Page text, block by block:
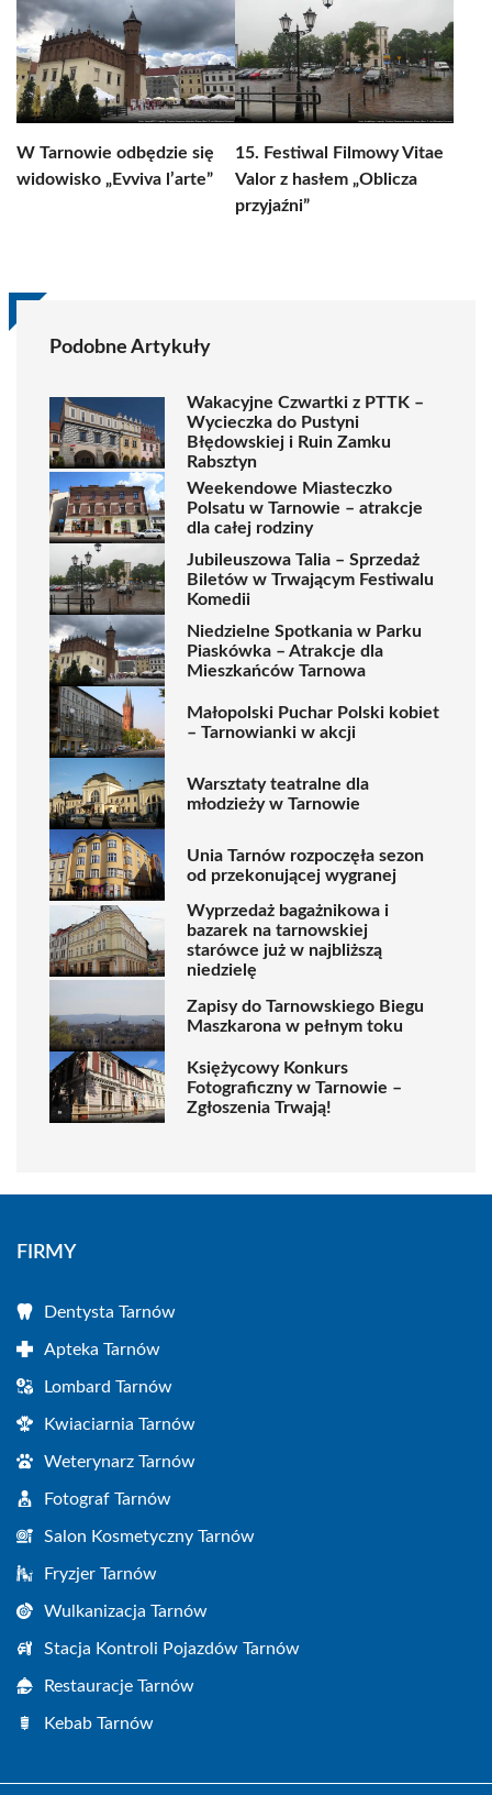
W Tarnowie odbędzie się
widowisko „Evviva l’arte”
15. Festiwal Filmowy Vitae
Valor z hasłem „Oblicza
przyjaźni”
Podobne Artykuły
Wakacyjne Czwartki z PTTK –
Wycieczka do Pustyni
Błędowskiej i Ruin Zamku
Rabsztyn
Weekendowe Miasteczko
Polsatu w Tarnowie – atrakcje
dla całej rodziny
Jubileuszowa Talia – Sprzedaż
Biletów w Trwającym Festiwalu
Komedii
Niedzielne Spotkania w Parku
Piaskówka – Atrakcje dla
Mieszkańców Tarnowa
Małopolski Puchar Polski kobiet
– Tarnowianki w akcji
Warsztaty teatralne dla
młodzieży w Tarnowie
Unia Tarnów rozpoczęła sezon
od przekonującej wygranej
Wyprzedaż bagażnikowa i
bazarek na tarnowskiej
starówce już w najbliższą
niedzielę
Zapisy do Tarnowskiego Biegu
Maszkarona w pełnym toku
Księżycowy Konkurs
Fotograficzny w Tarnowie –
Zgłoszenia Trwają!
FIRMY
Dentysta Tarnów
Apteka Tarnów
Lombard Tarnów
Kwiaciarnia Tarnów
Weterynarz Tarnów
Fotograf Tarnów
Salon Kosmetyczny Tarnów
Fryzjer Tarnów
Wulkanizacja Tarnów
Stacja Kontroli Pojazdów Tarnów
Restauracje Tarnów
Kebab Tarnów